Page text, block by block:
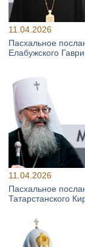
11.04.2026
Пасхальное
Елабужского
11.04.2026
Пасхальное
Татарстанского